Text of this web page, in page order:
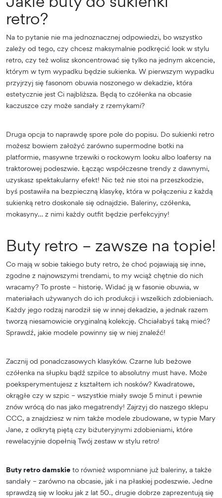
retro?
Na to pytanie nie ma jednoznacznej odpowiedzi, bo wszystko
zależy od tego, czy chcesz maksymalnie podkręcić look w stylu
retro, czy też wolisz skoncentrować się tylko na jednym akcencie,
którym w tym wypadku będzie sukienka. W pierwszym wypadku
przyjrzyj się fasonom obuwia noszonego w dekadzie, która
estetycznie jest Ci najbliższa. Będą to czółenka na obcasie
kaczuszce czy może sandały z rzemykami?
Druga opcja to naprawdę spore pole do popisu. Do sukienki retro
możesz bowiem założyć zarówno supermodne botki na
platformie, masywne trzewiki o rockowym looku albo loafersy na
traktorowej podeszwie. Łącząc współczesne trendy z dawnymi,
uzyskasz spektakularny efekt! Nic też nie stoi na przeszkodzie,
byś postawiła na bezpieczną klasykę, która w połączeniu z każdą
sukienką retro doskonale się odnajdzie. Baleriny, czółenka,
mokasyny… z nimi każdy outfit będzie perfekcyjny!
Buty retro – zawsze na topie!
Co mają w sobie takiego buty retro, że choć pojawiają się inne,
zgodne z najnowszymi trendami, to my wciąż chętnie do nich
wracamy? To proste – historię. Widać ją w fasonie obuwia, w
materiałach używanych do ich produkcji i wszelkich zdobieniach.
Każdy jego rodzaj narodził się w innej dekadzie, a jednak razem
tworzą niesamowicie oryginalną kolekcję. Chciałabyś taką mieć?
Sprawdź, jakie modele powinny się w niej znaleźć!
Zacznij od ponadczasowych klasyków. Czarne lub beżowe
czółenka na słupku bądź szpilce to absolutny must have. Może
poeksperymentujesz z kształtem ich nosków? Kwadratowe,
okrągłe czy w szpic – wszystkie miały swoje 5 minut i pewnie
znów wrócą do nas jako megatrendy! Zajrzyj do naszego sklepu
CCC, a znajdziesz w nim także modele zbudowane, w typie Mary
Jane, z odkrytą piętą czy biżuteryjnymi zdobieniami, które
rewelacyjnie dopełnią Twój zestaw w stylu retro!
Buty retro damskie to również wspomniane już baleriny, a także
sandały – zarówno na obcasie, jak i na płaskiej podeszwie. Jedne
sprawdzą się w looku jak z lat 50., drugie dobrze zaprezentują się